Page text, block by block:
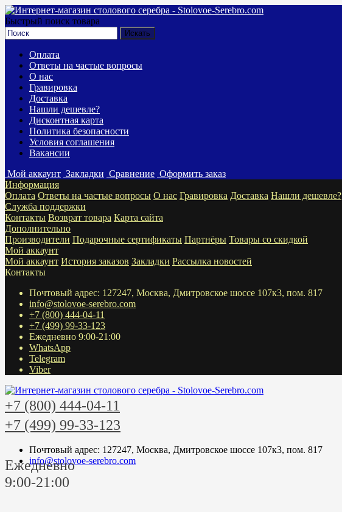
Быстрый поиск товара
Оплата
Ответы на частые вопросы
О нас
Гравировка
Доставка
Нашли дешевле?
Дисконтная карта
Политика безопасности
Условия соглашения
Вакансии
Мой аккаунт Закладки Сравнение Оформить заказ
Информация
Оплата Ответы на частые вопросы О нас Гравировка Доставка Нашли дешевле?
Служба поддержки
Контакты Возврат товара Карта сайта
Дополнительно
Производители Подарочные сертификаты Партнёры Товары со скидкой
Мой аккаунт
Мой аккаунт История заказов Закладки Рассылка новостей
Контакты
Почтовый адрес: 127247, Москва, Дмитровское шоссе 107к3, пом. 817
info@stolovoe-serebro.com
+7 (800) 444-04-11
+7 (499) 99-33-123
Ежедневно 9:00-21:00
WhatsApp
Telegram
Viber
+7 (800) 444-04-11
+7 (499) 99-33-123
Почтовый адрес: 127247, Москва, Дмитровское шоссе 107к3, пом. 817
info@stolovoe-serebro.com
Ежедневно
9:00-21:00